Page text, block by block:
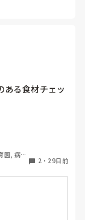
ど、基本的な
園で行ってい
するようにし
対応している
ある食材チェッ
ら食べる園です
わせはあまり無
者の方に伝え
園, 病院
2・ 29日前